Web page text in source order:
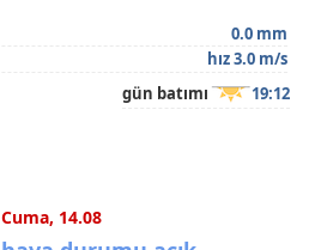
0.0 mm
hız 3.0 m/s
gün batımı 19:12
Cuma, 14.08